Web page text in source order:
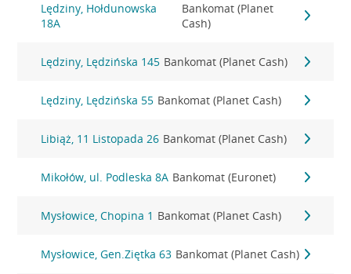
Lędziny, Hołdunowska
18A
Bankomat (Planet
Cash)
Lędziny, Lędzińska 145 Bankomat (Planet Cash)
Lędziny, Lędzińska 55 Bankomat (Planet Cash)
Libiąż, 11 Listopada 26 Bankomat (Planet Cash)
Mikołów, ul. Podleska 8A Bankomat (Euronet)
Mysłowice, Chopina 1 Bankomat (Planet Cash)
Mysłowice, Gen.Ziętka 63 Bankomat (Planet Cash)